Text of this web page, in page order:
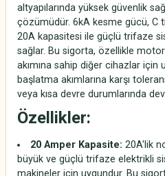
altyapılarında yüksek güvenlik
çözümüdür. 6kA kesme gücü, C
20A kapasitesi ile güçlü trifaze
sağlar. Bu sigorta, özellikle
akımına sahip diğer cihazlar için
başlatma akımlarına karşı
veya kısa devre durumlarında
Özellikler:
20 Amper Kapasite: 20A'lik
büyük ve güçlü trifaze elektrikli
makineler için uygundur. Bu